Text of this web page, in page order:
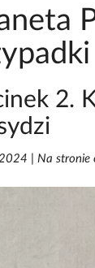
2.
Na